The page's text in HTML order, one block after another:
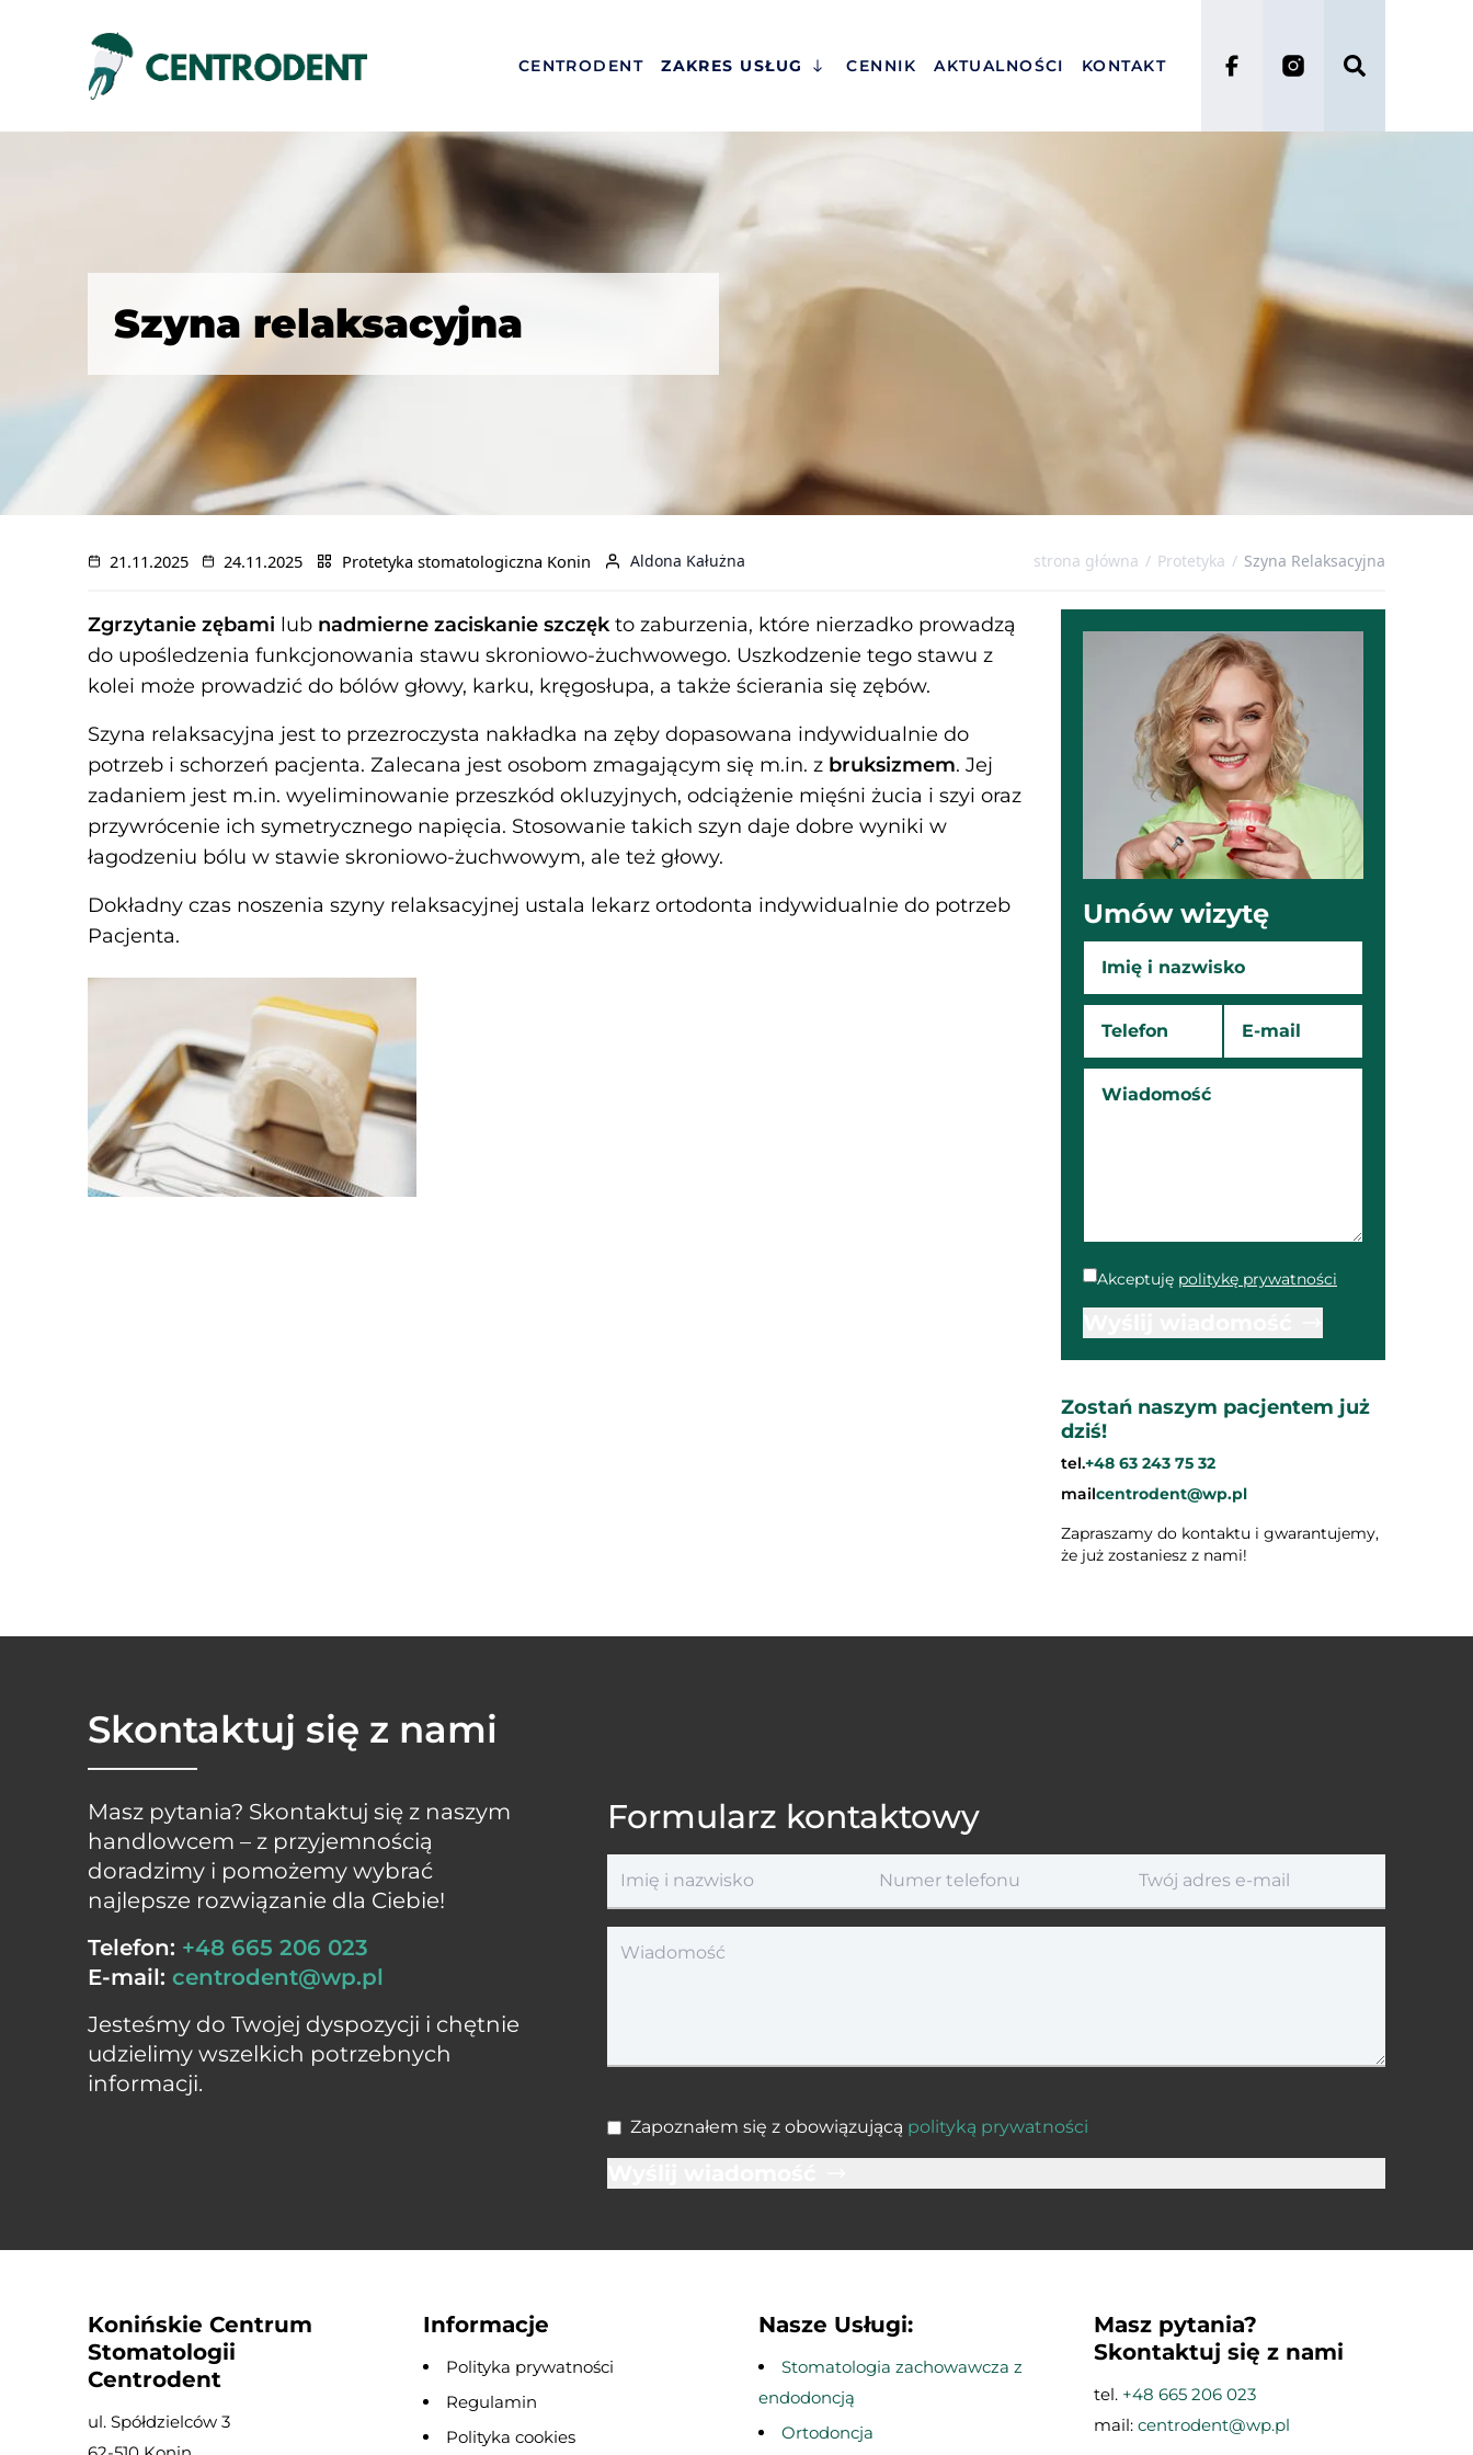
CENTRODENT ZAKRES USŁUG CENNIK AKTUALNOŚCI KONTAKT
Szyna relaksacyjna
21.11.2025 24.11.2025 Protetyka stomatologiczna Konin Aldona Kałużna strona główna / Protetyka / Szyna Relaksacyjna
Zgrzytanie zębami lub nadmierne zaciskanie szczękto zaburzenia, które nierzadko prowadzą
do upośledzenia funkcjonowania stawu skroniowo-żuchwowego. Uszkodzenie tego stawu z
kolei może prowadzić do bólów głowy, karku, kręgosłupa, a także ścierania się zębów.
Szyna relaksacyjna jest to przezroczysta nakładka na zęby dopasowana indywidualnie do
potrzeb i schorzeń pacjenta. Zalecana jest osobom zmagającym się m.in. z bruksizmem. Jej
zadaniem jest m.in. wyeliminowanie przeszkód okluzyjnych, odciążenie mięśni żucia i szyi oraz
przywrócenie ich symetrycznego napięcia. Stosowanie takich szyn daje dobre wyniki w
łagodzeniu bólu w stawie skroniowo-żuchwowym, ale też głowy.
Dokładny czas noszenia szyny relaksacyjnej ustala lekarz ortodonta indywidualnie do potrzeb
Pacjenta.
Umów wizytę
Akceptuję politykę prywatności
Zostań naszym pacjentem już
dziś!
tel.+48 63 243 75 32
mailcentrodent@wp.pl
Zapraszamy do kontaktu i gwarantujemy,
że już zostaniesz z nami!
Skontaktuj się z nami
Masz pytania? Skontaktuj się z naszym
handlowcem – z przyjemnością
doradzimy i pomożemy wybrać
najlepsze rozwiązanie dla Ciebie!
Telefon: +48 665 206 023
E-mail: centrodent@wp.pl
Jesteśmy do Twojej dyspozycji i chętnie
udzielimy wszelkich potrzebnych
informacji.
Formularz kontaktowy
Zapoznałem się z obowiązującą polityką prywatności
Konińskie Centrum
Stomatologii
Centrodent
ul. Spółdzielców 3
Informacje
Polityka prywatności
Regulamin
Polityka cookies
Nasze Usługi:
Stomatologia zachowawcza z
endodoncją
Ortodoncja
Masz pytania?
Skontaktuj się z nami
tel. +48 665 206 023
mail: centrodent@wp.pl